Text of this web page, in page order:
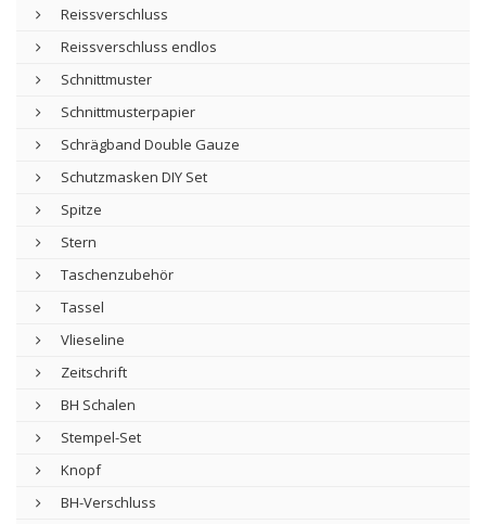
Reissverschluss
Reissverschluss endlos
Schnittmuster
Schnittmusterpapier
Schrägband Double Gauze
Schutzmasken DIY Set
Spitze
Stern
Taschenzubehör
Tassel
Vlieseline
Zeitschrift
BH Schalen
Stempel-Set
Knopf
BH-Verschluss